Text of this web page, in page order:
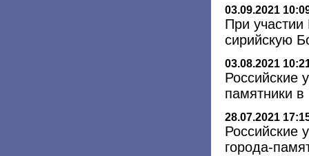
03.09.2021
При
сирийскую
03.08.2021
Российские
памятники
28.07.2021
Российские
города-